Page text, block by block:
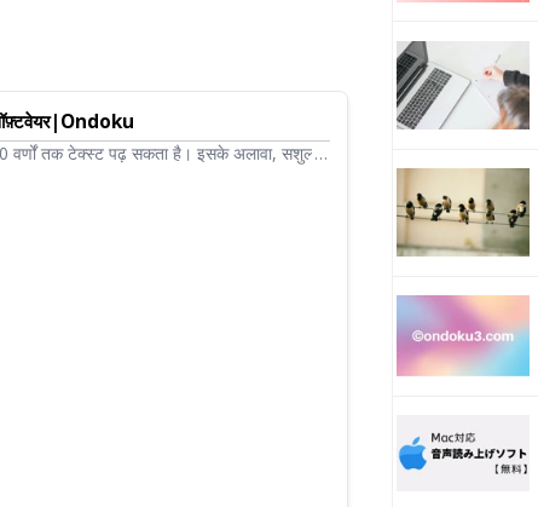
सॉफ़्टवेयर|Ondoku
वर्णों तक टेक्स्ट पढ़ सकता है। इसके अलावा, सशुल्क